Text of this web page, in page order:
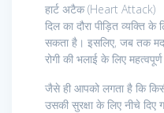
हार्ट अटैक (Heart Attack)
दिल का दौरा पीड़ित व्यक्ति
सकता है। इसलिए, जब तक
रोगी की भलाई के लिए
जैसे ही आपको लगता है कि
उसकी सुरक्षा के लिए नीचे दिए